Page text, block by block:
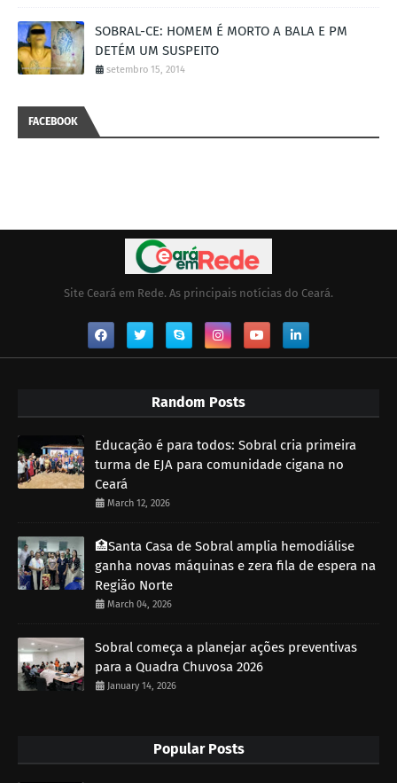
SOBRAL-CE: HOMEM É MORTO A BALA E PM
DETÉM UM SUSPEITO
setembro 15, 2014
FACEBOOK
Site Ceará em Rede. As principais notícias do Ceará.
Random Posts
Educação é para todos: Sobral cria primeira
turma de EJA para comunidade cigana no
Ceará
March 12, 2026
🏥Santa Casa de Sobral amplia hemodiálise
ganha novas máquinas e zera fila de espera na
Região Norte
March 04, 2026
Sobral começa a planejar ações preventivas
para a Quadra Chuvosa 2026
January 14, 2026
Popular Posts